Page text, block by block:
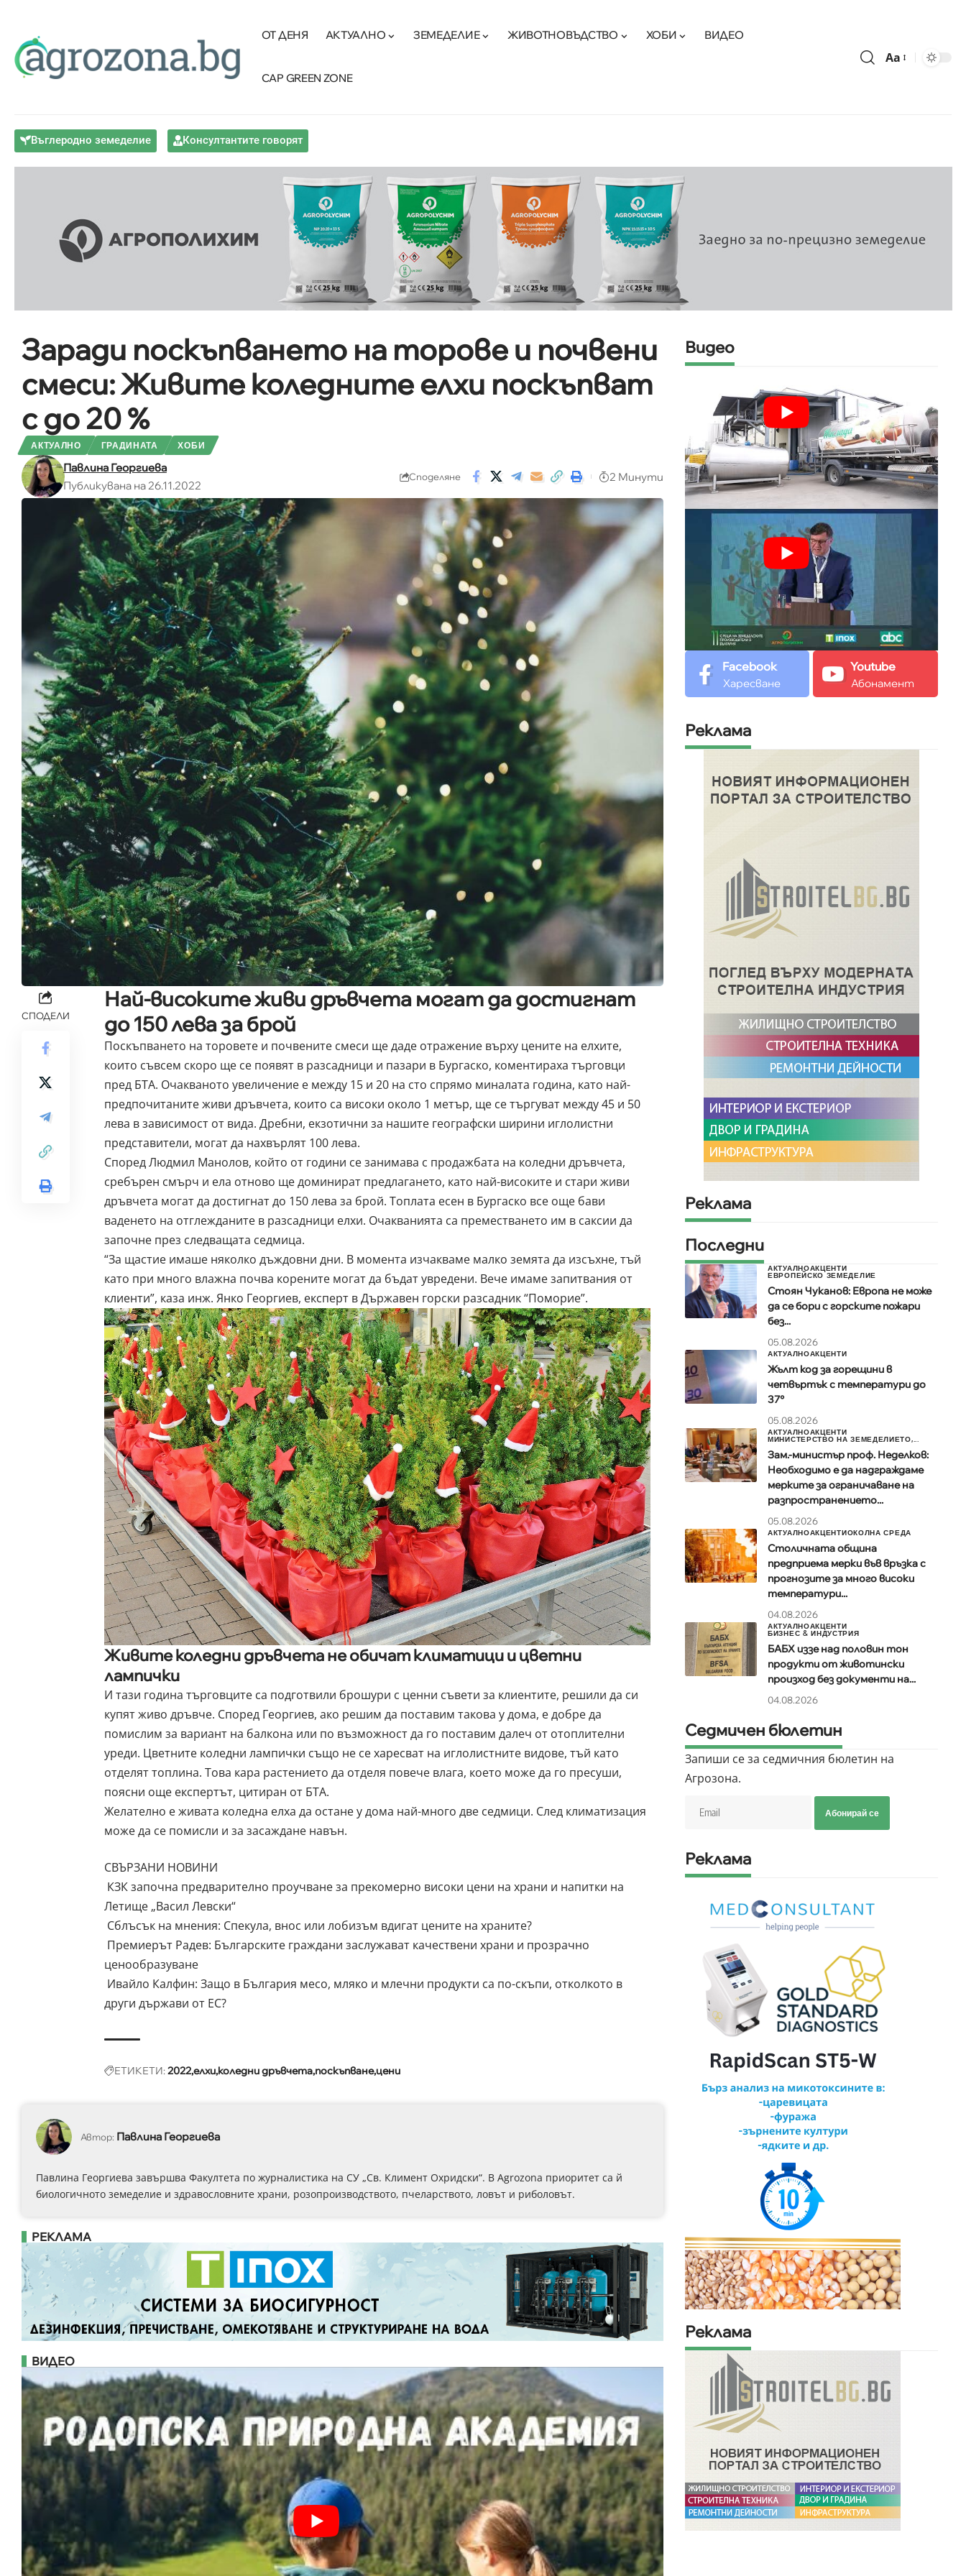
ОТ ДЕНЯ АКТУАЛНО ЗЕМЕДЕЛИЕ ЖИВОТНОВЪДСТВО ХОБИ ВИДЕО
CAP GREEN ZONE
Aa
Въглеродно земеделие Консултантите говорят
Заради поскъпването на торове и почвени
смеси: Живите коледните елхи поскъпват
с до 20 %
АКТУАЛНО ГРАДИНАТА ХОБИ
Павлина Георгиева
Публикувана на 26.11.2022
Споделяне 2 Минути
СПОДЕЛИ
Най-високите живи дръвчета могат да достигнат
до 150 лева за брой
Поскъпването на торовете и почвените смеси ще даде отражение върху цените на елхите,
които съвсем скоро ще се появят в разсадници и пазари в Бургаско, коментираха търговци
пред БТА. Очакваното увеличение е между 15 и 20 на сто спрямо миналата година, като най-
предпочитаните живи дръвчета, които са високи около 1 метър, ще се търгуват между 45 и 50
лева в зависимост от вида. Дребни, екзотични за нашите географски ширини иглолистни
представители, могат да нахвърлят 100 лева.
Според Людмил Манолов, който от години се занимава с продажбата на коледни дръвчета,
сребърен смърч и ела отново ще доминират предлагането, като най-високите и стари живи
дръвчета могат да достигнат до 150 лева за брой. Топлата есен в Бургаско все още бави
ваденето на отглежданите в разсадници елхи. Очакванията са преместването им в саксии да
започне през следващата седмица.
“За щастие имаше няколко дъждовни дни. В момента изчакваме малко земята да изсъхне, тъй
като при много влажна почва корените могат да бъдат увредени. Вече имаме запитвания от
клиенти”, каза инж. Янко Георгиев, експерт в Държавен горски разсадник “Поморие”.
Живите коледни дръвчета не обичат климатици и цветни
лампички
И тази година търговците са подготвили брошури с ценни съвети за клиентите, решили да си
купят живо дръвче. Според Георгиев, ако решим да поставим такова у дома, е добре да
помислим за вариант на балкона или по възможност да го поставим далеч от отоплителни
уреди. Цветните коледни лампички също не се харесват на иглолистните видове, тъй като
отделят топлина. Това кара растението да отделя повече влага, което може да го пресуши,
поясни още експертът, цитиран от БТА.
Желателно е живата коледна елха да остане у дома най-много две седмици. След климатизация
може да се помисли и за засаждане навън.
СВЪРЗАНИ НОВИНИ
КЗК започна предварително проучване за прекомерно високи цени на храни и напитки на
Летище „Васил Левски“
Сблъсък на мнения: Спекула, внос или лобизъм вдигат цените на храните?
Премиерът Радев: Българските граждани заслужават качествени храни и прозрачно
ценообразуване
Ивайло Калфин: Защо в България месо, мляко и млечни продукти са по-скъпи, отколкото в
други държави от ЕС?
ЕТИКЕТИ:2022елхиколедни дръвчетапоскъпванецени
Автор: Павлина Георгиева
Павлина Георгиева завършва Факултета по журналистика на СУ „Св. Климент Охридски“. В Аgrozona приоритет са й
биологичното земеделие и здравословните храни, розопроизводството, пчеларството, ловът и риболовът.
РЕКЛАМА
ВИДЕО
Видео
Facebook
Харесване
Youtube
Абонамент
Реклама
Реклама
Последни
АКТУАЛНОАКЦЕНТИ
ЕВРОПЕЙСКО ЗЕМЕДЕЛИЕ
Стоян Чуканов: Европа не може
да се бори с горските пожари
без...
05.08.2026
АКТУАЛНОАКЦЕНТИ
Жълт код за горещини в
четвъртък с температури до
37°
05.08.2026
АКТУАЛНОАКЦЕНТИ
МИНИСТЕРСТВО НА ЗЕМЕДЕЛИЕТО,...
Зам.-министър проф. Неделков:
Необходимо е да надграждаме
мерките за ограничаване на
разпространението...
05.08.2026
АКТУАЛНОАКЦЕНТИОКОЛНА СРЕДА
Столичната община
предприема мерки във връзка с
прогнозите за много високи
температури...
04.08.2026
АКТУАЛНОАКЦЕНТИ
БИЗНЕС & ИНДУСТРИЯ
БАБХ иззе над половин тон
продукти от животински
произход без документи на...
04.08.2026
Седмичен бюлетин
Запиши се за седмичния бюлетин на
Агрозона.
Абонирай се
Реклама
Реклама